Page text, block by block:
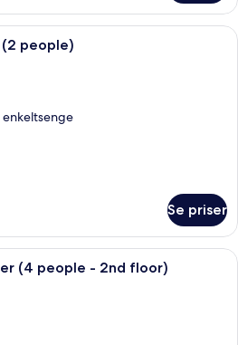
Et hotelværelse med en seng, et
people)
enkeltsenge
Se priser
Lejlighed - 2 soveværelser (4
(4 people - 2nd floor)